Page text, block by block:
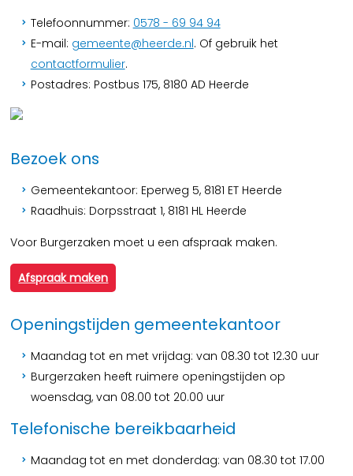
Telefoonnummer: 0578 - 69 94 94
E-mail: gemeente@heerde.nl. Of gebruik het
contactformulier.
Postadres: Postbus 175, 8180 AD Heerde
Bezoek ons
Gemeentekantoor: Eperweg 5, 8181 ET Heerde
Raadhuis: Dorpsstraat 1, 8181 HL Heerde
Voor Burgerzaken moet u een afspraak maken.
Afspraak maken
Openingstijden gemeentekantoor
Maandag tot en met vrijdag: van 08.30 tot 12.30 uur
Burgerzaken heeft ruimere openingstijden op
woensdag, van 08.00 tot 20.00 uur
Telefonische bereikbaarheid
Maandag tot en met donderdag: van 08.30 tot 17.00